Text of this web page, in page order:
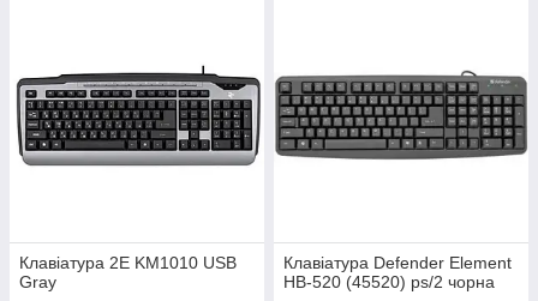
Клавіатура 2E KM1010 USB
Gray
Клавіатура Defender Element
HB-520 (45520) ps/2 чорна